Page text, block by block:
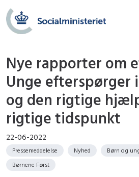
Nye rapporter om
Unge efterspørger
og den rigtige
rigtige tidspunkt
22-06-2022
Pressemeddelelse Nyhed
Børn og
Børnene Først